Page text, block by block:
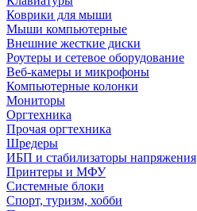
Коврики для мыши
Мыши компьютерные
Внешние жесткие диски
Роутеры и сетевое оборудование
Веб-камеры и микрофоны
Компьютерные колонки
Мониторы
Оргтехника
Прочая оргтехника
Шредеры
ИБП и стабилизаторы напряжения
Принтеры и МФУ
Системные блоки
Спорт, туризм, хобби